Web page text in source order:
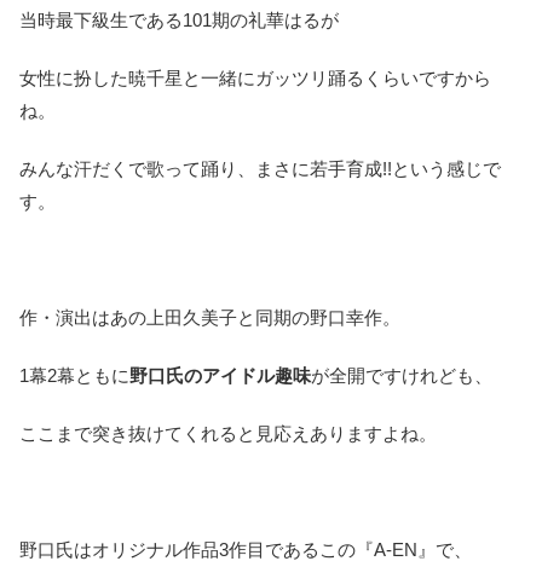
当時最下級生である101期の礼華はるが
女性に扮した暁千星と一緒にガッツリ踊るくらいですから
ね。
みんな汗だくで歌って踊り、まさに若手育成!!という感じで
す。
作・演出はあの上田久美子と同期の野口幸作。
1幕2幕ともに野口氏のアイドル趣味が全開ですけれども、
ここまで突き抜けてくれると見応えありますよね。
野口氏はオリジナル作品3作目であるこの『A-EN』で、